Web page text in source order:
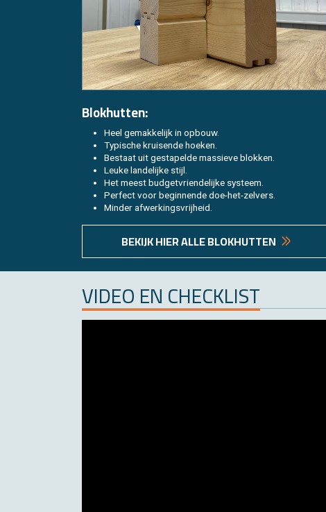
Blok­hut­ten:
Heel ge­mak­ke­lijk in op­bouw.
Ty­pi­sche krui­sen­de hoe­ken.
Be­staat uit ge­sta­pel­de mas­sie­ve blok­ken.
Leuke lan­de­lij­ke stijl.
Het meest bud­get­vrien­de­lij­ke sys­teem.
Per­fect voor be­gin­nen­de doe-het-zel­vers.
Min­der af­wer­kings­vrij­heid.
BE­KIJK HIER ALLE BLOK­HUT­TEN
VIDEO EN CHECK­LIST